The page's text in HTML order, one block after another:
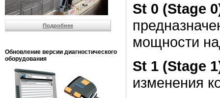
Подробнее
Обновление версии диагностического
оборудования
St 0 (Stage
мощности
St 1 (Stage
изменения